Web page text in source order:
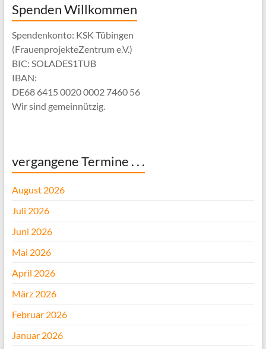
Spenden Willkommen
Spendenkonto: KSK Tübingen
(FrauenprojekteZentrum e.V.)
BIC: SOLADES1TUB
IBAN:
DE68 6415 0020 0002 7460 56
Wir sind gemeinnützig.
vergangene Termine . . .
August 2026
Juli 2026
Juni 2026
Mai 2026
April 2026
März 2026
Februar 2026
Januar 2026